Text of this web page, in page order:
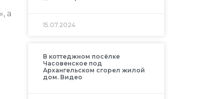
а
15.07.2024
В коттеджном посёлке
Часовенское под
Архангельском сгорел жилой
дом. Видео